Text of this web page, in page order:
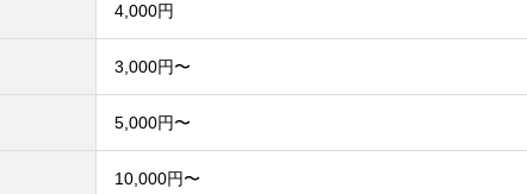
4,000円
3,000円〜
5,000円〜
10,000円〜